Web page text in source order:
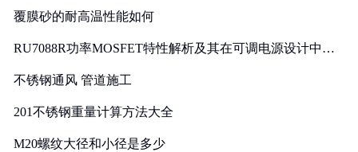
覆膜砂的耐高温性能如何
RU7088R功率MOSFET特性解析及其在可调电源设计中的
不锈钢通风 管道施工
201不锈钢重量计算方法大全
M20螺纹大径和小径是多少